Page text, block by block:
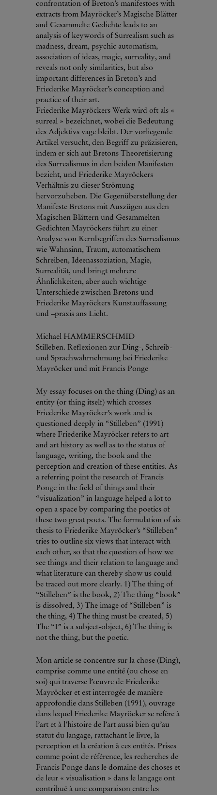
confrontation of Breton’s manifestoes with
extracts from Mayröcker’s Magische Blätter
and Gesammelte Gedichte leads to an
analysis of keywords of Surrealism such as
madness, dream, psychic automatism,
association of ideas, magic, surreality, and
reveals not only similarities, but also
important differences in Breton’s and
Friederike Mayröcker’s conception and
practice of their art.
Friederike Mayröckers Werk wird oft als «
surreal » bezeichnet, wobei die Bedeutung
des Adjektivs vage bleibt. Der vorliegende
Artikel versucht, den Begriff zu präzisieren,
indem er sich auf Bretons Theoretisierung
des Surrealismus in den beiden Manifesten
bezieht, und Friederike Mayröckers
Verhältnis zu dieser Strömung
hervorzuheben. Die Gegenüberstellung der
Manifeste Bretons mit Auszügen aus den
Magischen Blättern und Gesammelten
Gedichten Mayröckers führt zu einer
Analyse von Kernbegriffen des Surrealismus
wie Wahnsinn, Traum, automatischem
Schreiben, Ideenassoziation, Magie,
Surrealität, und bringt mehrere
Ähnlichkeiten, aber auch wichtige
Unterschiede zwischen Bretons und
Friederike Mayröckers Kunstauffassung
und –praxis ans Licht.
Michael HAMMERSCHMID
Stilleben. Reflexionen zur Ding-, Schreib-
und Sprachwahrnehmung bei Friederike
Mayröcker und mit Francis Ponge
My essay focuses on the thing (Ding) as an
entity (or thing itself) which crosses
Friederike Mayröcker’s work and is
questioned deeply in “Stilleben” (1991)
where Friederike Mayröcker refers to art
and art history as well as to the status of
language, writing, the book and the
perception and creation of these entities. As
a referring point the research of Francis
Ponge in the field of things and their
“visualization” in language helped a lot to
open a space by comparing the poetics of
these two great poets. The formulation of six
thesis to Friederike Mayröcker’s “Stilleben”
tries to outline six views that interact with
each other, so that the question of how we
see things and their relation to language and
what literature can thereby show us could
be traced out more clearly. 1) The thing of
“Stilleben” is the book, 2) The thing “book”
is dissolved, 3) The image of “Stilleben” is
the thing, 4) The thing must be created, 5)
The “I” is a subject-object, 6) The thing is
not the thing, but the poetic.
Mon article se concentre sur la chose (Ding),
comprise comme une entité (ou chose en
soi) qui traverse l’œuvre de Friederike
Mayröcker et est interrogée de manière
approfondie dans Stilleben (1991), ouvrage
dans lequel Friederike Mayröcker se refère à
l’art et à l’histoire de l’art aussi bien qu’au
statut du langage, rattachant le livre, la
perception et la création à ces entités. Prises
comme point de référence, les recherches de
Francis Ponge dans le domaine des choses et
de leur « visualisation » dans le langage ont
contribué à une comparaison entre les